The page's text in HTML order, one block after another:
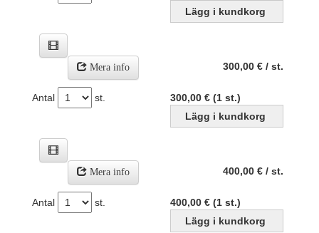
300,00 € / st.
Mera info
300,00 € (1 st.)
Antal st.
400,00 € / st.
Mera info
400,00 € (1 st.)
Antal st.